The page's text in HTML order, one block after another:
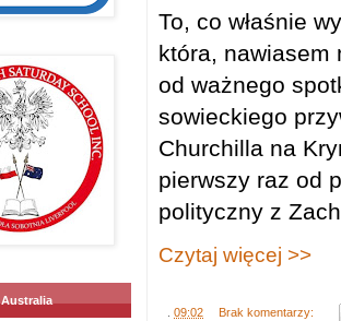
To, co właśnie
która, nawiasem
od ważnego
sowieckiego
Churchilla na
pierwszy raz od
polityczny z
Czytaj więcej >>
09:02 Brak komentarzy:
Australia